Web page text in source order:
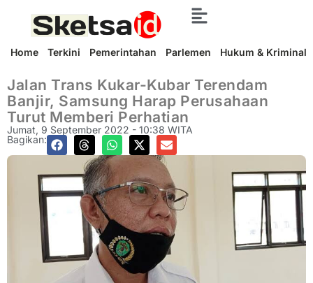
Home Terkini Pemerintahan Parlemen Hukum & Kriminal
Jalan Trans Kukar-Kubar Terendam
Banjir, Samsung Harap Perusahaan
Turut Memberi Perhatian
Jumat, 9 September 2022 - 10:38 WITA
Bagikan: